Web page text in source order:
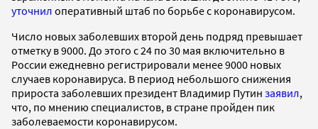
уточнил оперативный штаб по борьбе с коронавирусом.
Число новых заболевших второй день подряд превышает
отметку в 9000. До этого с 24 по 30 мая включительно в
России ежедневно регистрировали менее 9000 новых
случаев коронавируса. В период небольшого снижения
прироста заболевших президент Владимир Путин заявил,
что, по мнению специалистов, в стране пройден пик
заболеваемости коронавирусом.